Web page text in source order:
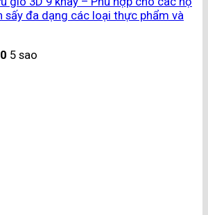
sấy đa dạng các loại thực phẩm và
5 sao